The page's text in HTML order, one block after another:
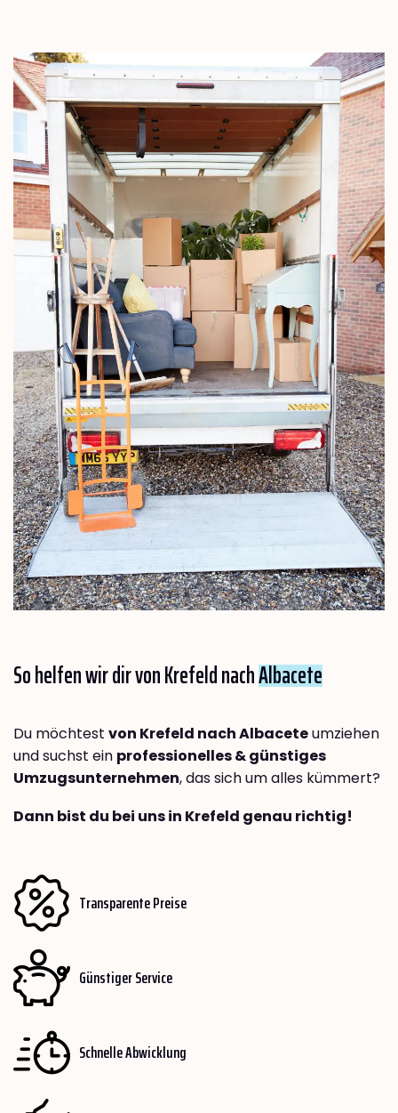
So helfen wir dir von Krefeld nachAlbacete
Du möchtest von Krefeld nach Albaceteumziehen
und suchst ein professionelles & günstiges
Umzugsunternehmen, das sich um alles kümmert?
Dann bist du bei uns in Krefeld genau richtig!
Transparente Preise
Günstiger Service
Schnelle Abwicklung